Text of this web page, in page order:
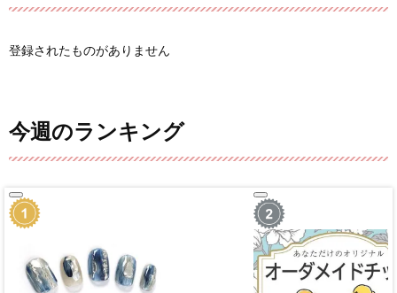
登録されたものがありません
今週のランキング